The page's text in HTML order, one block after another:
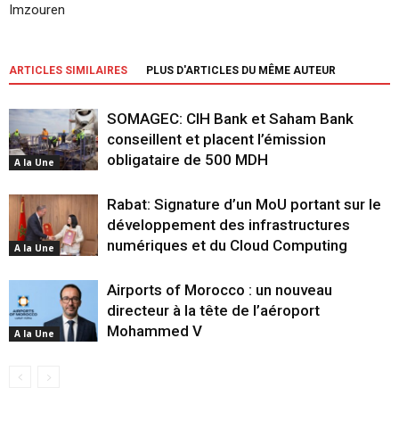
Imzouren
ARTICLES SIMILAIRES PLUS D'ARTICLES DU MÊME AUTEUR
A la Une
SOMAGEC: CIH Bank et Saham Bank
conseillent et placent l’émission
obligataire de 500 MDH
A la Une
Rabat: Signature d’un MoU portant sur le
développement des infrastructures
numériques et du Cloud Computing
A la Une
Airports of Morocco : un nouveau
directeur à la tête de l’aéroport
Mohammed V